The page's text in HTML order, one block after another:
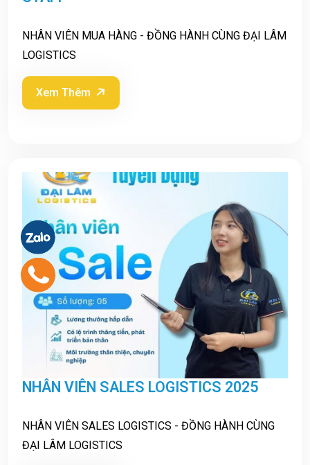
NHÂN VIÊN MUA HÀNG - ĐỒNG HÀNH CÙNG ĐẠI LÂM
LOGISTICS
Xem Thêm
NHÂN VIÊN SALES LOGISTICS 2025
NHÂN VIÊN SALES LOGISTICS - ĐỒNG HÀNH CÙNG
ĐẠI LÂM LOGISTICS